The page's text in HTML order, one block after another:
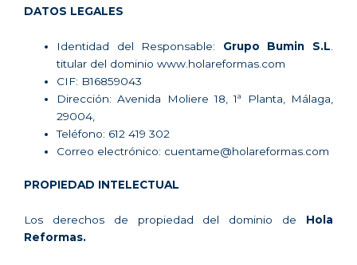
DATOS LEGALES
Identidad del Responsable: Grupo Bumin S.L
titular del dominio www.holareformas.com
CIF: B16859043
Dirección: Avenida Moliere 18, 1ª Planta, Málaga,
29004,
Teléfono: 612 419 302
Correo electrónico: cuentame@holareformas.com
PROPIEDAD INTELECTUAL
Los derechos de propiedad del dominio de Hola
Reformas.